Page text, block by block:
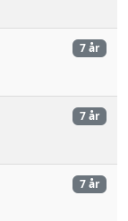
7 år
7 år
7 år